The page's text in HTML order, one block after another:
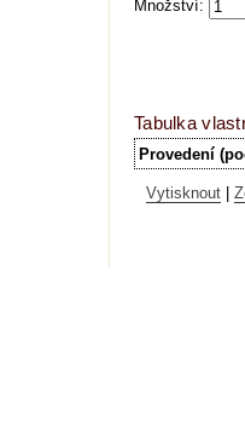
Množství:
Tabulka
Provedení
Vytisknout